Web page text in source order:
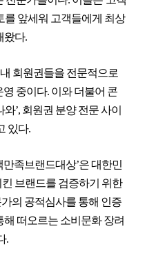
를 앞세워 고객들에게 최상
왔다.
회원권들을 전문적으로
영 중이다. 이와 더불어 콘
’, 회원권 분양 전문 사이
있다.
만족브랜드대상’은 대한민
브랜드를 검증하기 위한
의 공적심사를 통해 인증
떠오르는 소비문화 장려
.